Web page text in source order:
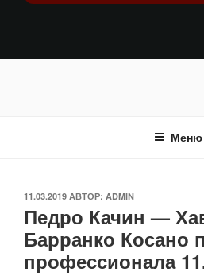
Меню
ОПУБЛИКОВАНО
11.03.2019 АВТОР: ADMIN
Педро Качин —
Барранко Косано
профессионала